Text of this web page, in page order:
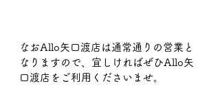
なおAllo矢口渡店は通常通りの営業と
なりますので、宜しければぜひAllo矢
口渡店をご利用くださいませ。